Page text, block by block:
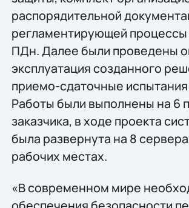
распорядительной
регламентирующей процессы
ПДн. Далее были проведены
эксплуатация созданного
приемо-сдаточные
Работы были выполнены на 6
заказчика, в ходе проекта
была развернута на 8
рабочих местах.
«В современном мире